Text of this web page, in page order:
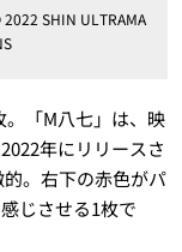
SHIN ULTRAMA
「M八七」は、映
年にリリースさ
。右下の赤色がパ
じさせる1枚で